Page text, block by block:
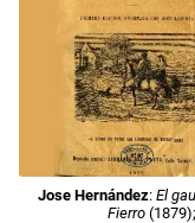
Jose Hernández: El
Fierro(1879);